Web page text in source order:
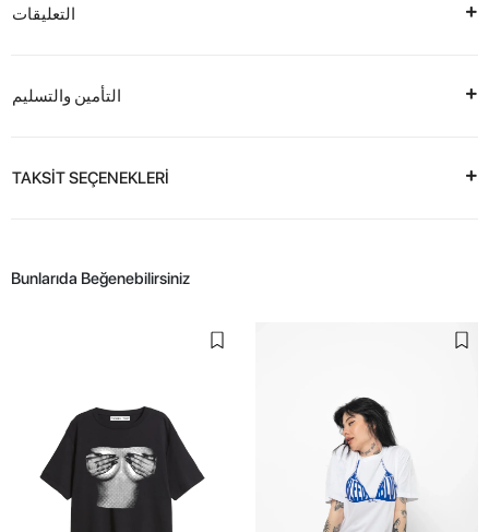
التعليقات
التأمين والتسليم
TAKSİT SEÇENEKLERİ
Bunlarıda Beğenebilirsiniz